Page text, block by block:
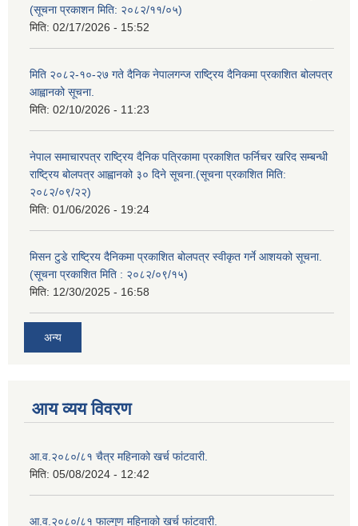
(सूचना प्रकाशन मिति: २०८२/११/०५)
मिति: 02/17/2026 - 15:52
मिति २०८२-१०-२७ गते दैनिक नेपालगन्ज राष्ट्रिय दैनिकमा प्रकाशित बोलपत्र
आह्वानको सूचना.
मिति: 02/10/2026 - 11:23
नेपाल समाचारपत्र राष्ट्रिय दैनिक पत्रिकामा प्रकाशित फर्निचर खरिद सम्बन्धी
राष्ट्रिय बोलपत्र आह्वानको ३० दिने सूचना.(सूचना प्रकाशित मिति:
२०८२/०९/२२)
मिति: 01/06/2026 - 19:24
मिसन टुडे राष्ट्रिय दैनिकमा प्रकाशित बोलपत्र स्वीकृत गर्ने आशयको सूचना.
(सूचना प्रकाशित मिति : २०८२/०९/१५)
मिति: 12/30/2025 - 16:58
अन्य
आय व्यय विवरण
आ.व.२०८०/८१ चैत्र महिनाको खर्च फांटवारी.
मिति: 05/08/2024 - 12:42
आ.व.२०८०/८१ फाल्गुण महिनाको खर्च फांटवारी.